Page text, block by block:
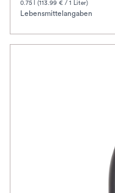
0.75 l (113.99 € / 1 Liter)
Lebensmittelangaben